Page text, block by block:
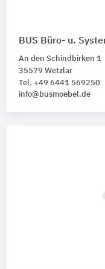
BUS Büro- u.
An den Schindbirken 1
35579 Wetzlar
Tel. +49 6441 569250
info@busmoebel.de